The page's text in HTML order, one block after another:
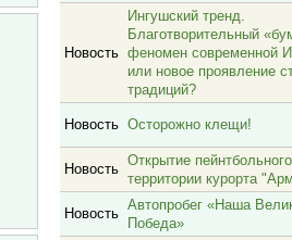
Новость
Ингушский тренд.
Благотворительный
феномен современной
или новое проявление
традиций?
Новость Осторожно клещи!
Новость
Открытие
территории курорта
Новость
Автопробег «Наша
Победа»